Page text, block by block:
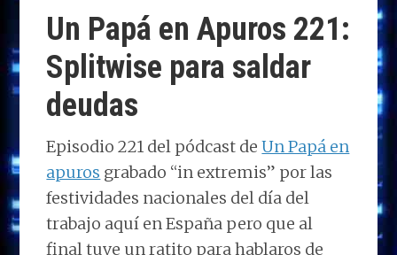
Un Papá en Apuros 221:
Splitwise para saldar
deudas
Episodio 221 del pódcast deUn Papá en
apuros grabado “in extremis” por las
festividades nacionales del día del
trabajo aquí en España pero que al
final tuve un ratito para hablaros de